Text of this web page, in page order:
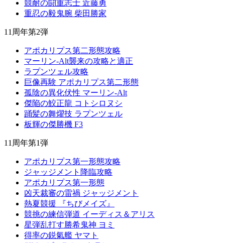
競耐の闘重志士 近藤勇
重忍の毅鬼腕 柴田勝家
11周年第2弾
アポカリプス第二形態攻略
マーリン-Alt襲来の攻略と適正
ラプンツェル攻略
巨像再験 アポカリプス第二形態
孤陰の異化伏性 マーリン-Alt
傑陥の鮫正龍 コトシロヌシ
踊髪の舞燿技 ラプンツェル
板輝の傑勝機 F3
11周年第1弾
アポカリプス第一形態攻略
ジャッジメント降臨攻略
アポカリプス第一形態
凶天裁審の雷禍 ジャッジメント
熱夏競援 『ちびメイズ』
競挑の練信弾道 イーディス＆アリス
星弾乱打す勝希鬼神 ヨミ
得率の鋭氣艦 ヤマト